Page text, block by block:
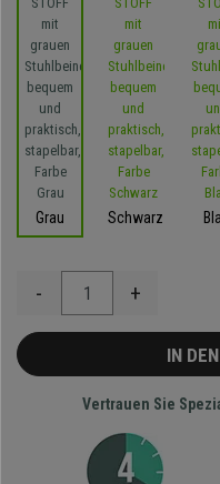
Grau Schwarz
- +
IN
Vertrauen Sie